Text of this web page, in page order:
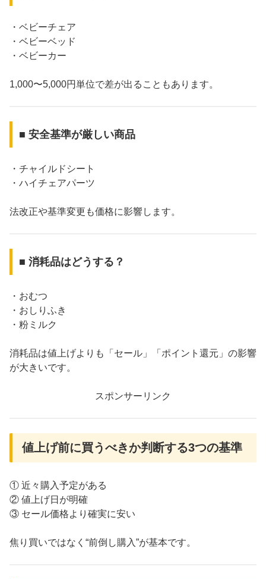
・ベビーチェア
・ベビーベッド
・ベビーカー
1,000〜5,000円単位で差が出ることもあります。
■ 安全基準が厳しい商品
・チャイルドシート
・ハイチェアパーツ
法改正や基準変更も価格に影響します。
■ 消耗品はどうする？
・おむつ
・おしりふき
・粉ミルク
消耗品は値上げよりも「セール」「ポイント還元」の影響
が大きいです。
スポンサーリンク
値上げ前に買うべきか判断する3つの基準
① 近々購入予定がある
② 値上げ日が明確
③ セール価格より確実に安い
焦り買いではなく“前倒し購入”が基本です。